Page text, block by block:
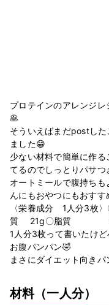
プロテインのアレンジ
🥞
そういえばまだpostし
ました😁
少ない材料で簡単に作
てるのでしっとりパサつ
オートミールで腹持ち
んにもおやつにもおす
〈栄養成分 1人分3枚
質 21g〇脂質
1人分3枚って書いたけ
お腹パンパン🤣
まさにダイエット向きパ
材料（一人分）